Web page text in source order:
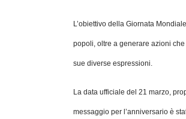
L’obiettivo della Giornata
popoli, oltre a generare azioni
sue diverse espressioni.
La data ufficiale del 21 marzo,
messaggio per l’anniversario è